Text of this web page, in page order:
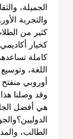
الجميلة،
والتجربة
كثير من
كخيار
كاملة
اللغة،
أوروبي منفتح
وقد وصلنا
هي أفضل
الطالب،